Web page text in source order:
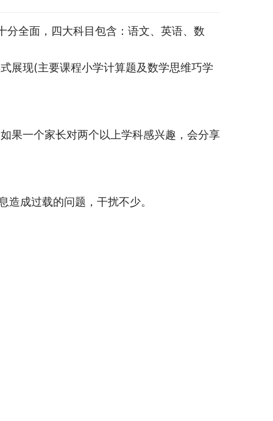
分全面，四大科目包含：语文、英语、数
展现(主要课程小学计算题及数学思维巧学
果一个家长对两个以上学科感兴趣，会分享
成过载的问题，干扰不少。